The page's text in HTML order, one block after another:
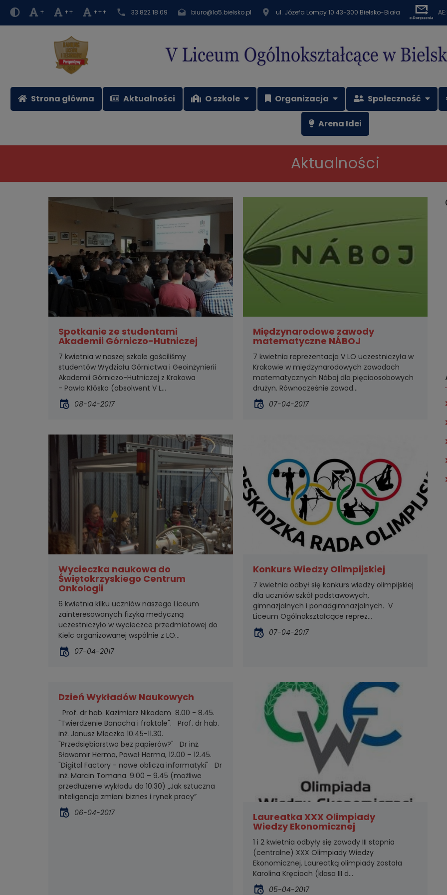
+ ++ +++ 33 822 18 09 biuro@lo5.bielsko.pl ul. Józefa Lompy 10 43-300 Bielsko-Biała
Strona główna Aktualności O szkole Organizacja Społeczność
Arena Idei
Aktualności
Spotkanie ze studentami
Akademii Górniczo-Hutniczej
7 kwietnia w naszej szkole gościliśmy
studentów Wydziału Górnictwa i Geoinżynierii
Akademii Górniczo-Hutniczej z Krakowa
- Pawła Kłósko (absolwent V L...
08-04-2017
Międzynarodowe zawody
matematyczne NÁBOJ
7 kwietnia reprezentacja V LO uczestniczyła w
Krakowie w międzynarodowych zawodach
matematycznych Náboj dla pięcioosobowych
drużyn. Równocześnie zawod...
07-04-2017
Wycieczka naukowa do
Świętokrzyskiego Centrum
Onkologii
6 kwietnia kilku uczniów naszego Liceum
zainteresowanych fizyką medyczną
uczestniczyło w wycieczce przedmiotowej do
Kielc organizowanej wspólnie z LO...
07-04-2017
Konkurs Wiedzy Olimpijskiej
7 kwietnia odbył się konkurs wiedzy olimpijskiej
dla uczniów szkół podstawowych,
gimnazjalnych i ponadgimnazjalnych. V
Liceum Ogólnokształcące reprez...
07-04-2017
Dzień Wykładów Naukowych
Prof. dr hab. Kazimierz Nikodem 8.00 - 8.45.
"Twierdzenie Banacha i fraktale". Prof. dr hab.
inż. Janusz Mleczko 10.45-11.30.
"Przedsiębiorstwo bez papierów?" Dr inż.
Sławomir Herma, Paweł Herma, 12.00 – 12.45.
"Digital Factory - nowe oblicza informatyki" Dr
inż. Marcin Tomana. 9.00 – 9.45 (możliwe
przedłużenie wykładu do 10.30) „Jak sztuczna
inteligencja zmieni biznes i rynek pracy”
06-04-2017
Laureatka XXX Olimpiady
Wiedzy Ekonomicznej
1 i 2 kwietnia odbyły się zawody III stopnia
(centralne) XXX Olimpiady Wiedzy
Ekonomicznej. Laureatką olimpiady została
Karolina Kręcioch (klasa III d...
05-04-2017